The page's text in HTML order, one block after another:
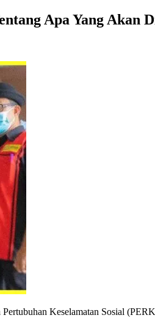
Apa Yang Akan
Keselamatan Sosial